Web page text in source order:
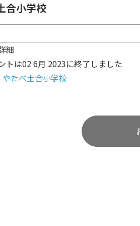
合小学校
細
トは02 6月 2023に終了しました
やたべ土合小学校